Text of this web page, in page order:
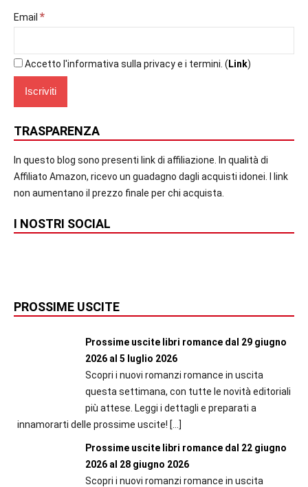
Email *
Accetto l'informativa sulla privacy e i termini. (Link)
TRASPARENZA
In questo blog sono presenti link di affiliazione. In qualità di
Affiliato Amazon, ricevo un guadagno dagli acquisti idonei. I link
non aumentano il prezzo finale per chi acquista.
I NOSTRI SOCIAL
PROSSIME USCITE
Prossime uscite libri romance dal 29 giugno
2026 al 5 luglio 2026
Scopri i nuovi romanzi romance in uscita
questa settimana, con tutte le novità editoriali
più attese. Leggi i dettagli e preparati a
innamorarti delle prossime uscite! […]
Prossime uscite libri romance dal 22 giugno
2026 al 28 giugno 2026
Scopri i nuovi romanzi romance in uscita